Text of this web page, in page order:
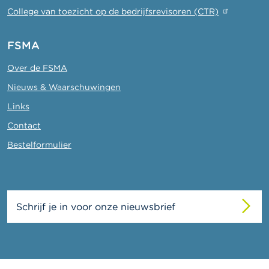
College van toezicht op de bedrijfsrevisoren (CTR)
FSMA
Over de FSMA
Nieuws & Waarschuwingen
Links
Contact
Bestelformulier
Schrijf je in voor onze nieuwsbrief